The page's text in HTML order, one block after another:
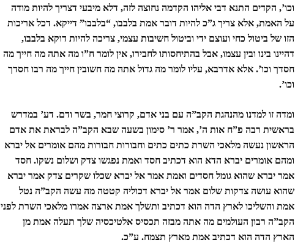
וכו’, הקדים התנא דבי אליהו הקדמה נחוצה לזה, דלא מיבעי דצריך להיות מודה
על האמת, אלא צריך ג”כ להיות דובר אמת בלבבו, “בלבבו” דייקא. דכל אריכות
הזו של ביטול כחי ועוצם ידי וביטול חשיבות עצמי, צריכה להיות דוקא בלבבו,
דהיינו בינו ובין עצמו, אבל בהתיחסותו לחבירו, אין לומר ח”ו מה אתה מה חייך מה
חסדך וכו’. אלא אדרבא, עליו לומר מה גדול אתה מה חשובין חייך מה רבו חסדך
וכו’.
ומדה זו למדנו מהנהגת הקב”ה עם בני אדם, קרוצי חמר, בשר ודם. דע’ במדרש
בראשית רבה פ”ח אות ה’, אמר ר’ סימון בשעה שבא הקב”ה לבראת את אדם
הראשון נעשה מלאכי השרת כתים כתים וחבורות חבורות מהם אומרים אל יברא
ומהם אומרים יברא הדא הוא דכתיב חסד ואמת נפגשו צדק ושלום נשקו. חסד
אמר יברא שהוא גומל חסדים ואמת אמר אל יברא שכלו שקרים צדק אמר יברא
שהוא עושה צדקות שלום אמר אל יברא דכוליה קטטה מה עשה הקב”ה נטל
אמת והשליכו לארץ הדה הוא דכתיב ותשלך אמת ארצה אמרו מלאכי השרת לפני
הקב”ה רבון העולמים מה אתה מבזה תכסיס אלטיכסיה שלך תעלה אמת מן
הארץ הדה הוא דכתיב אמת מארץ תצמח. ע”כ.